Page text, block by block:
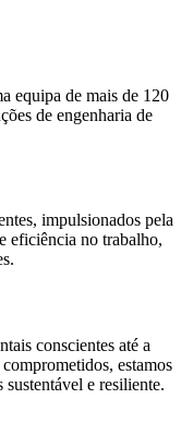
equipa de mais de 120
de engenharia de
impulsionados pela
eficiência no trabalho,
conscientes até a
estamos
e resiliente.